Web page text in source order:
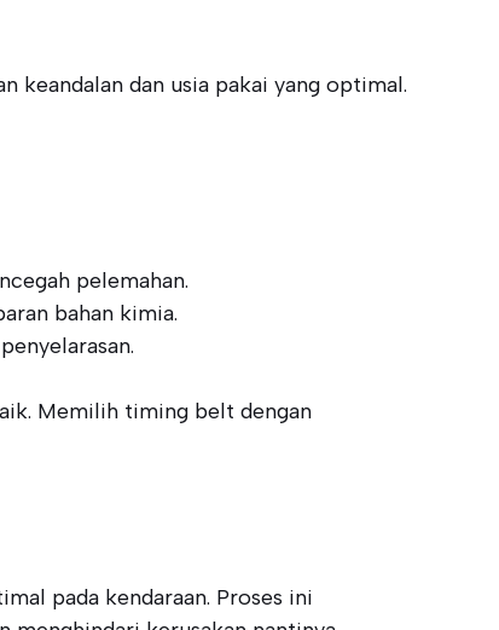
dan usia pakai yang optimal.
pelemahan.
bahan kimia.
Memilih timing belt dengan
pada kendaraan. Proses ini